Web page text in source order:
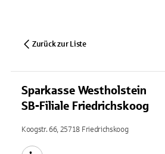
Zurück zur Liste
Sparkasse Westholstein
SB-Filiale Friedrichskoog
Koogstr. 66, 25718 Friedrichskoog